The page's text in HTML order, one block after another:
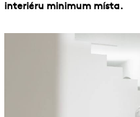
interiéru minimum místa.